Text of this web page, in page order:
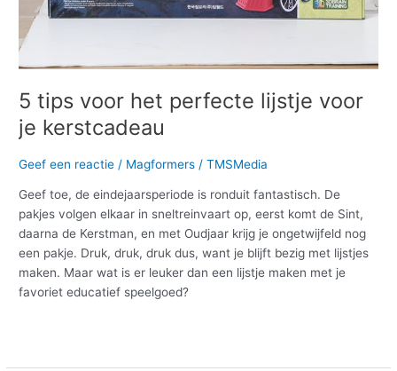
5 tips voor het perfecte lijstje voor
je kerstcadeau
Geef een reactie / Magformers /TMSMedia
Geef toe, de eindejaarsperiode is ronduit fantastisch. De
pakjes volgen elkaar in sneltreinvaart op, eerst komt de Sint,
daarna de Kerstman, en met Oudjaar krijg je ongetwijfeld nog
een pakje. Druk, druk, druk dus, want je blijft bezig met lijstjes
maken. Maar wat is er leuker dan een lijstje maken met je
favoriet educatief speelgoed?